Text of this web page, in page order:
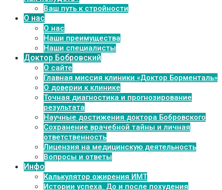
Ваш путь к стройности
О нас
О нас
Наши преимущества
Наши специалисты
Доктор Бобровский
О сайте
Главная миссия клиники «Доктор Борменталь»
О доверии к клинике
Точная диагностика и прогнозирование
результата
Научные достижения доктора Бобровского
Сохранение врачебной тайны и личная
ответственность
Лицензия на медицинскую деятельность
Вопросы и ответы
Инфо
Калькулятор ожирения ИМТ
Истории успеха. До и после похудения